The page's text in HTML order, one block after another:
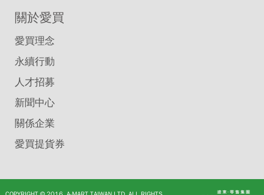
關於愛買
愛買理念
永續行動
人才招募
新聞中心
關係企業
愛買提貨券